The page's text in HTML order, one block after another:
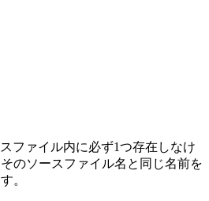
ファイル内に必ず1つ存在しなけ
のソースファイル名と同じ名前を
。